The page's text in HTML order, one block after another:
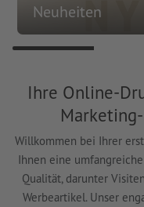
Ihre Online-
Willkommen bei Ihrer
Ihnen eine
Qualität, darunter
Werbeartikel. Unser
Neuheiten